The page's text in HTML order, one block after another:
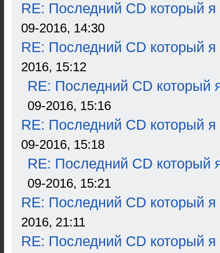
RE: Последний CD который я
09-2016, 14:30
RE: Последний CD который я
2016, 15:12
RE: Последний CD который
09-2016, 15:16
RE: Последний CD который я
09-2016, 15:18
RE: Последний CD который
09-2016, 15:21
RE: Последний CD который я
2016, 21:11
RE: Последний CD который я